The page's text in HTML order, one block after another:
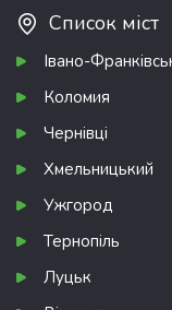
Список міст
Івано-
Коломия
Чернівці
Хмельницький
Ужгород
Тернопіль
Луцьк